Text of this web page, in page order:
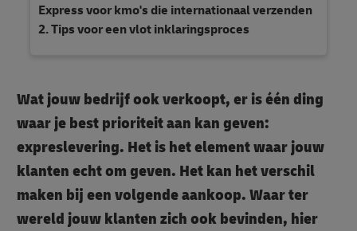
Express voor kmo's die internationaal verzenden
Tips voor een vlot inklaringsproces
Wat jouw bedrijf ook verkoopt, er is één ding
waar je best prioriteit aan kan geven:
expreslevering. Het is het element waar jouw
klanten echt om geven. Het kan het verschil
maken bij een volgende aankoop. Waar ter
wereld jouw klanten zich ook bevinden, hier